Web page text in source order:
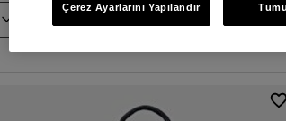
Çerez Ayarlarını Yapılandır